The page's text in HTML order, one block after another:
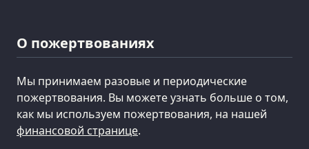
О пожертвованиях
Мы принимаем разовые и периодические
пожертвования. Вы можете узнать больше о том,
как мы используем пожертвования, на нашей
финансовой странице.